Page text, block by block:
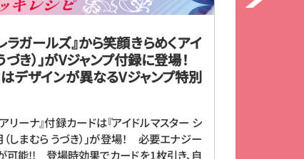
ラガールズ』から笑顔きらめくアイ
づき）」がVジャンプ付録に登場！
デザインが異なるVジャンプ特別
ーナ』付録カードは『アイドルマスター シ
しまむら うづき）」が登場！ 必要エナジー
可能!! 登場時効果でカードを1枚引き、自